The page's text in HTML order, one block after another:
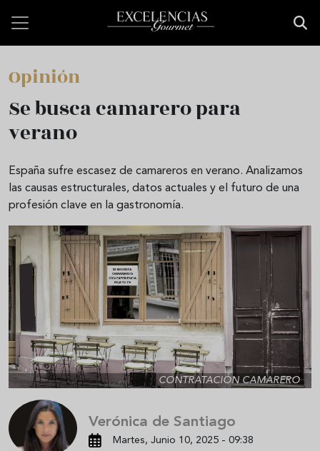
Opinión
Se busca camarero para
verano
España sufre escasez de camareros en verano. Analizamos
las causas estructurales, datos actuales y el futuro de una
profesión clave en la gastronomía.
CONTRATACIÓN CAMARERO
Verónica de Santiago
Martes, Junio 10, 2025 - 09:38